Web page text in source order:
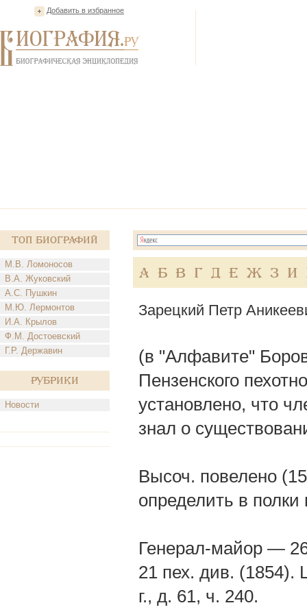
Добавить в избранное
Топ Биографий
М.В. Ломоносов
В.А. Жуковский
А.С. Пушкин
М.Ю. Лермонтов
И.А. Крылов
Ф.М. Достоевский
Г.Р. Державин
Рубрики
Новости
А Б В Г Д Е Ж З И
Зарецкий Петр
(в "Алфавите"
Пензенского
установлено, что
знал о
Высоч. повелено
определить в полки
Генерал-майор —
21 пех. див. (1854).
г., д. 61, ч. 240.